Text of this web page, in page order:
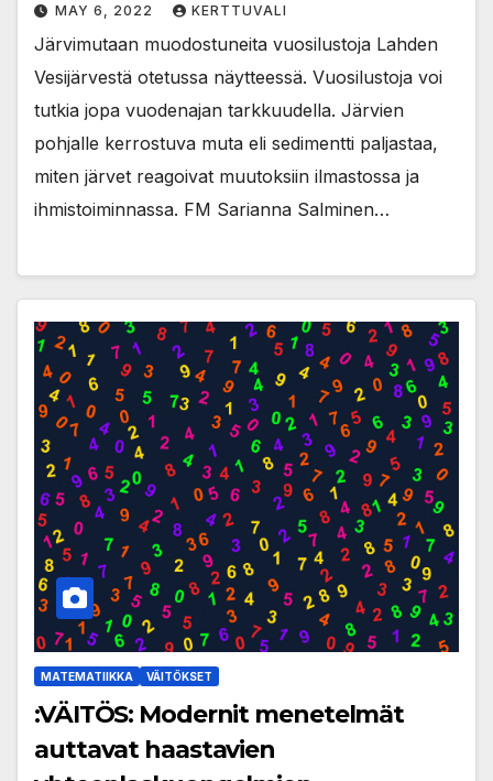
MAY 6, 2022 KERTTUVALI
Järvimutaan muodostuneita vuosilustoja Lahden
Vesijärvestä otetussa näytteessä. Vuosilustoja voi
tutkia jopa vuodenajan tarkkuudella. Järvien
pohjalle kerrostuva muta eli sedimentti paljastaa,
miten järvet reagoivat muutoksiin ilmastossa ja
ihmistoiminnassa. FM Sarianna Salminen…
MATEMATIIKKA VÄITÖKSET
:VÄITÖS: Modernit menetelmät
auttavat haastavien